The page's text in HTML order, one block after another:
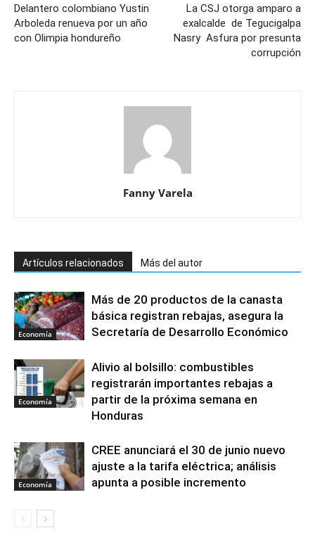
Delantero colombiano Yustin
Arboleda renueva por un año
con Olimpia hondureño
La CSJ otorga amparo a
exalcalde de Tegucigalpa
Nasry Asfura por presunta
corrupción
Fanny Varela
Artículos relacionados Más del autor
Economía
Más de 20 productos de la canasta
básica registran rebajas, asegura la
Secretaría de Desarrollo Económico
Economía
Alivio al bolsillo: combustibles
registrarán importantes rebajas a
partir de la próxima semana en
Honduras
Economía
CREE anunciará el 30 de junio nuevo
ajuste a la tarifa eléctrica; análisis
apunta a posible incremento